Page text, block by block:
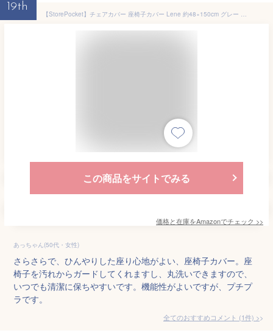
19th
【StorePocket】チェアカバー 座椅子カバー Lene 約48×150cm グレー 灰色 洗える お洒落 さらさら デニム風 背もたれ 麻混風 シンプル 無地 キルト オフィス リーネ LENE
この商品をサイトでみる
価格と在庫をAmazonでチェック >>
あっちゃん(50代・女性)
さらさらで、ひんやりした座り心地がよい、座椅子カバー。座
椅子を汚れからガードしてくれますし、丸洗いできますので、
いつでも清潔に保ちやすいです。機能性がよいですが、プチプ
ラです。
全てのおすすめコメント (1件) >